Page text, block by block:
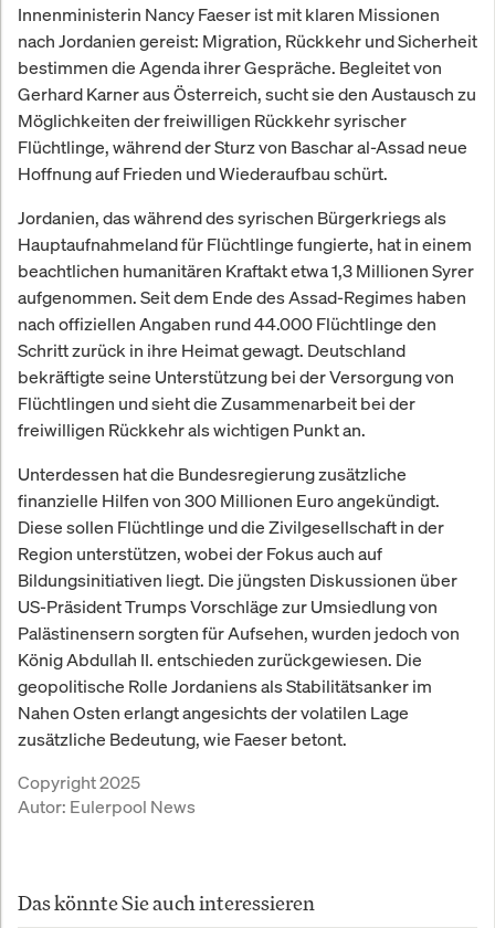
Innenministerin Nancy Faeser ist mit klaren Missionen
nach Jordanien gereist: Migration, Rückkehr und Sicherheit
bestimmen die Agenda ihrer Gespräche. Begleitet von
Gerhard Karner aus Österreich, sucht sie den Austausch zu
Möglichkeiten der freiwilligen Rückkehr syrischer
Flüchtlinge, während der Sturz von Baschar al-Assad neue
Hoffnung auf Frieden und Wiederaufbau schürt.
Jordanien, das während des syrischen Bürgerkriegs als
Hauptaufnahmeland für Flüchtlinge fungierte, hat in einem
beachtlichen humanitären Kraftakt etwa 1,3 Millionen Syrer
aufgenommen. Seit dem Ende des Assad-Regimes haben
nach offiziellen Angaben rund 44.000 Flüchtlinge den
Schritt zurück in ihre Heimat gewagt. Deutschland
bekräftigte seine Unterstützung bei der Versorgung von
Flüchtlingen und sieht die Zusammenarbeit bei der
freiwilligen Rückkehr als wichtigen Punkt an.
Unterdessen hat die Bundesregierung zusätzliche
finanzielle Hilfen von 300 Millionen Euro angekündigt.
Diese sollen Flüchtlinge und die Zivilgesellschaft in der
Region unterstützen, wobei der Fokus auch auf
Bildungsinitiativen liegt. Die jüngsten Diskussionen über
US-Präsident Trumps Vorschläge zur Umsiedlung von
Palästinensern sorgten für Aufsehen, wurden jedoch von
König Abdullah II. entschieden zurückgewiesen. Die
geopolitische Rolle Jordaniens als Stabilitätsanker im
Nahen Osten erlangt angesichts der volatilen Lage
zusätzliche Bedeutung, wie Faeser betont.
Copyright 2025
Autor: Eulerpool News
Das könnte Sie auch interessieren